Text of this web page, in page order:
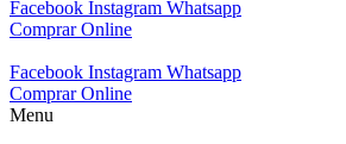
Facebook Instagram Whatsapp
Comprar Online
Facebook Instagram Whatsapp
Comprar Online
Menu